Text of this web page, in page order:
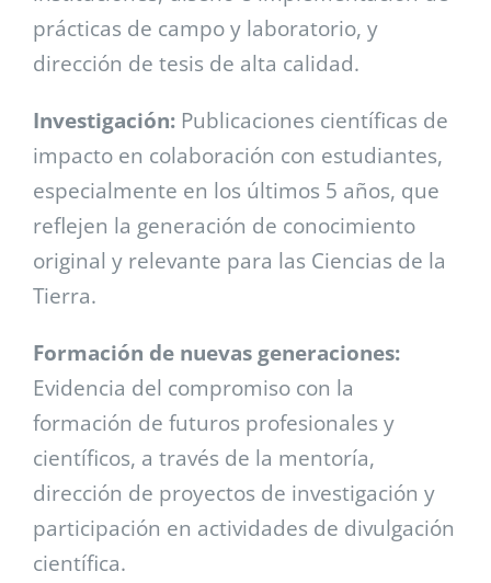
prácticas de campo y laboratorio, y
dirección de tesis de alta calidad.
Investigación:Publicaciones científicas de
impacto en colaboración con estudiantes,
especialmente en los últimos 5 años, que
reflejen la generación de conocimiento
original y relevante para las Ciencias de la
Tierra.
Formación de nuevas generaciones:
Evidencia del compromiso con la
formación de futuros profesionales y
científicos, a través de la mentoría,
dirección de proyectos de investigación y
participación en actividades de divulgación
científica.